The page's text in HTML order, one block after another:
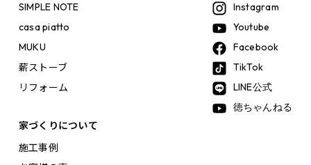
SIMPLE NOTE
casa piatto
MUKU
薪ストーブ
リフォーム
家づくりについて
施工事例
Instagram
Youtube
Facebook
TikTok
LINE公式
徳ちゃんねる